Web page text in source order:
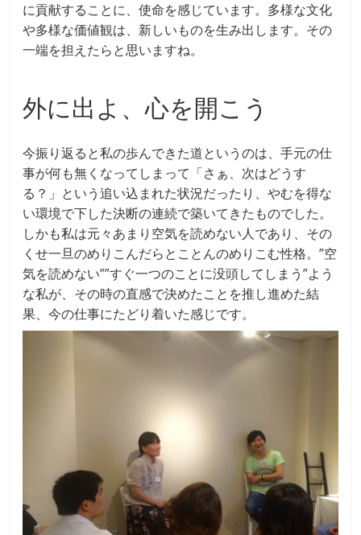
に貢献することに、使命を感じています。多様な文化
や多様な価値観は、新しいものを生み出します。その
一端を担えたらと思いますね。
外に出よ、心を開こう
今振り返ると私の歩んできた道というのは、手元の仕
事が何も無くなってしまって「さぁ、次はどうす
る？」という追い込まれた状況だったり、やむを得な
い環境で下した決断の連続で築いてきたものでした。
しかも私は元々あまり空気を読めない人であり、その
くせ一旦のめりこんだらとことんのめりこむ性格。”空
気を読めない””すぐ一つのことに没頭してしまう”よう
な私が、その時の直感で決めたことを推し進めた結
果、今の仕事にたどり着いた感じです。